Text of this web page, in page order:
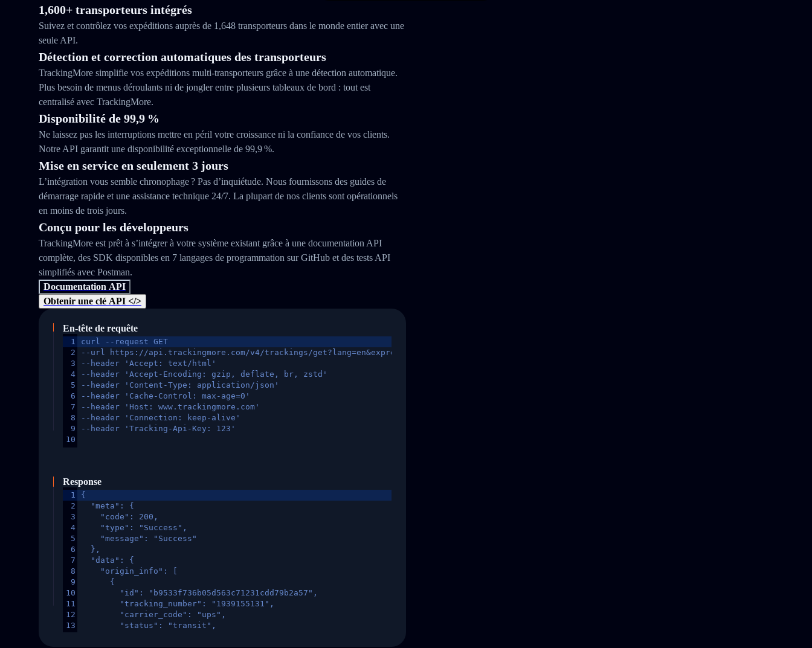
1,600+ transporteurs intégrés
Suivez et contrôlez vos expéditions auprès de 1,648 transporteurs dans le monde entier avec une
seule API.
Détection et correction automatiques des transporteurs
TrackingMore simplifie vos expéditions multi‑transporteurs grâce à une détection automatique.
Plus besoin de menus déroulants ni de jongler entre plusieurs tableaux de bord : tout est
centralisé avec TrackingMore.
Disponibilité de 99,9 %
Ne laissez pas les interruptions mettre en péril votre croissance ni la confiance de vos clients.
Notre API garantit une disponibilité exceptionnelle de 99,9 %.
Mise en service en seulement 3 jours
L’intégration vous semble chronophage ? Pas d’inquiétude. Nous fournissons des guides de
démarrage rapide et une assistance technique 24/7. La plupart de nos clients sont opérationnels
en moins de trois jours.
Conçu pour les développeurs
TrackingMore est prêt à s’intégrer à votre système existant grâce à une documentation API
complète, des SDK disponibles en 7 langages de programmation sur GitHub et des tests API
simplifiés avec Postman.
Documentation API
Obtenir une clé API </>
En-tête de requête
1
2
3
4
5
6
7
8
9
10
curl --request GET
--url https://api.trackingmore.com/v4/trackings/get?lang=en&express=ups&tracknumber=1939155131
--header 'Accept: text/html'
--header 'Accept-Encoding: gzip, deflate, br, zstd'
--header 'Content-Type: application/json'
--header 'Cache-Control: max-age=0'
--header 'Host: www.trackingmore.com'
--header 'Connection: keep-alive'
--header 'Tracking-Api-Key: 123'
Response
1
2
3
4
5
6
7
8
9
10
11
12
13
{
  "meta": {
    "code": 200,
    "type": "Success",
    "message": "Success"
  },
  "data": {
    "origin_info": [
      {
        "id": "b9533f736b05d563c71231cdd79b2a57",
        "tracking_number": "1939155131",
        "carrier_code": "ups",
        "status": "transit",